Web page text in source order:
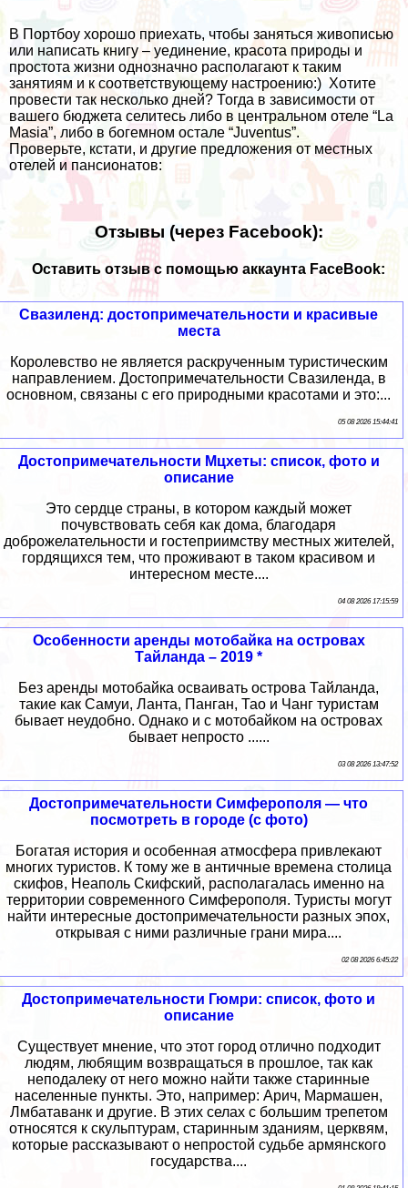
В Портбоу хорошо приехать, чтобы заняться живописью
или написать книгу – уединение, красота природы и
простота жизни однозначно располагают к таким
занятиям и к соответствующему настроению:) Хотите
провести так несколько дней? Тогда в зависимости от
вашего бюджета селитесь либо в центральном отеле “La
Masia”, либо в богемном остале “Juventus”.
Проверьте, кстати, и другие предложения от местных
отелей и пансионатов:
Отзывы (через Facebook):
Оставить отзыв с помощью аккаунта FaceBook:
Свазиленд: достопримечательности и красивые
места
Королевство не является раскрученным туристическим
направлением. Достопримечательности Свазиленда, в
основном, связаны с его природными красотами и это:...
05 08 2026 15:44:41
Достопримечательности Мцхеты: список, фото и
описание
Это сердце страны, в котором каждый может
почувствовать себя как дома, благодаря
доброжелательности и гостеприимству местных жителей,
гордящихся тем, что проживают в таком красивом и
интересном месте....
04 08 2026 17:15:59
Особенности аренды мотобайка на островах
Тайланда – 2019 *
Без аренды мотобайка осваивать острова Тайланда,
такие как Самуи, Ланта, Панган, Тао и Чанг туристам
бывает неудобно. Однако и с мотобайком на островах
бывает непросто ......
03 08 2026 13:47:52
Достопримечательности Симферополя — что
посмотреть в городе (с фото)
Богатая история и особенная атмосфера привлекают
многих туристов. К тому же в античные времена столица
скифов, Неаполь Скифский, располагалась именно на
территории современного Симферополя. Туристы могут
найти интересные достопримечательности разных эпох,
открывая с ними различные грани мира....
02 08 2026 6:45:22
Достопримечательности Гюмри: список, фото и
описание
Существует мнение, что этот город отлично подходит
людям, любящим возвращаться в прошлое, так как
неподалеку от него можно найти также старинные
населенные пункты. Это, например: Арич, Мармашен,
Лмбатаванк и другие. В этих селах с большим трепетом
относятся к скульптурам, старинным зданиям, церквям,
которые рассказывают о непростой судьбе армянского
государства....